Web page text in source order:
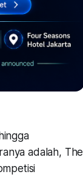
adalah, The